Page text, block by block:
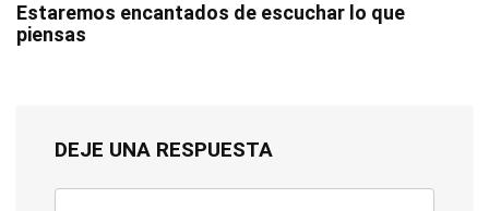
Estaremos encantados de escuchar lo que
piensas
DEJE UNA RESPUESTA